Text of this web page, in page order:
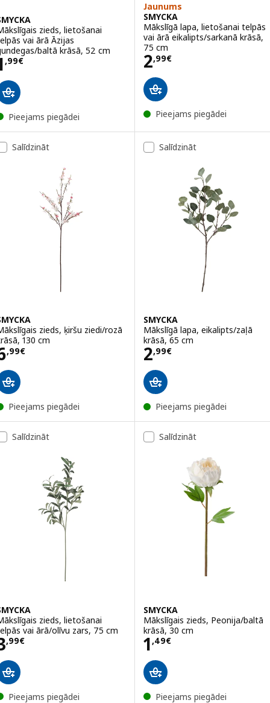
zieds, lietošanai
vai ārā Āzijas
baltā krāsā, 52 cm
,99€ 1,99€
Pieejams piegādei
Jaunums
SMYCKA
Mākslīgā lapa, lietošanai telpās
vai ārā eikalipts/sarkanā krāsā,
75 cm
2,99€
Cena 2,99€
Pieejams piegādei
Salīdzināt
zieds, ķiršu ziedi/rozā
130 cm
,99€ 6,99€
Pieejams piegādei
Salīdzināt
SMYCKA
Mākslīgā lapa, eikalipts/zaļā
krāsā, 65 cm
2,99€
Cena 2,99€
Pieejams piegādei
Salīdzināt
zieds, lietošanai
vai ārā/olīvu zars, 75 cm
,99€ 3,99€
Pieejams piegādei
Salīdzināt
SMYCKA
Mākslīgais zieds, Peonija/baltā
krāsā, 30 cm
1,49€
Cena 1,49€
Pieejams piegādei